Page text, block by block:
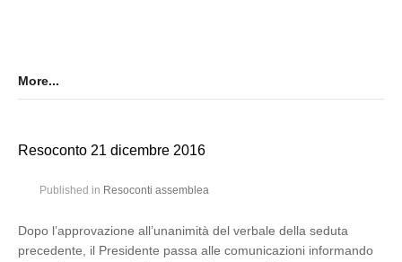
More...
Resoconto 21 dicembre 2016
Published in Resoconti assemblea
Dopo l’approvazione all’unanimità del verbale della seduta
precedente, il Presidente passa alle comunicazioni informando